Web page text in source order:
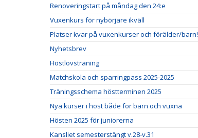
Renoveringstart på måndag den 24:e
Vuxenkurs för nybörjare ikväll
Platser kvar på vuxenkurser och förälder/barn!
Nyhetsbrev
Höstlovsträning
Matchskola och sparringpass 2025-2025
Träningsschema höstterminen 2025
Nya kurser i höst både för barn och vuxna
Hösten 2025 för juniorerna
Kansliet semesterstängt v.28-v.31